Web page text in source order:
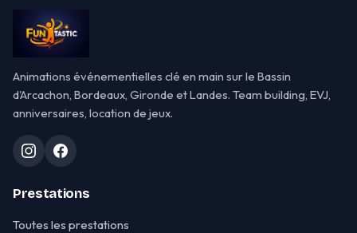
Animations événementielles clé en main sur le Bassin
d'Arcachon, Bordeaux, Gironde et Landes. Team building, EVJ,
anniversaires, location de jeux.
Prestations
Toutes les prestations